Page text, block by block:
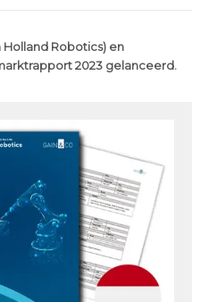
Holland Robotics) en
2023 gelanceerd.